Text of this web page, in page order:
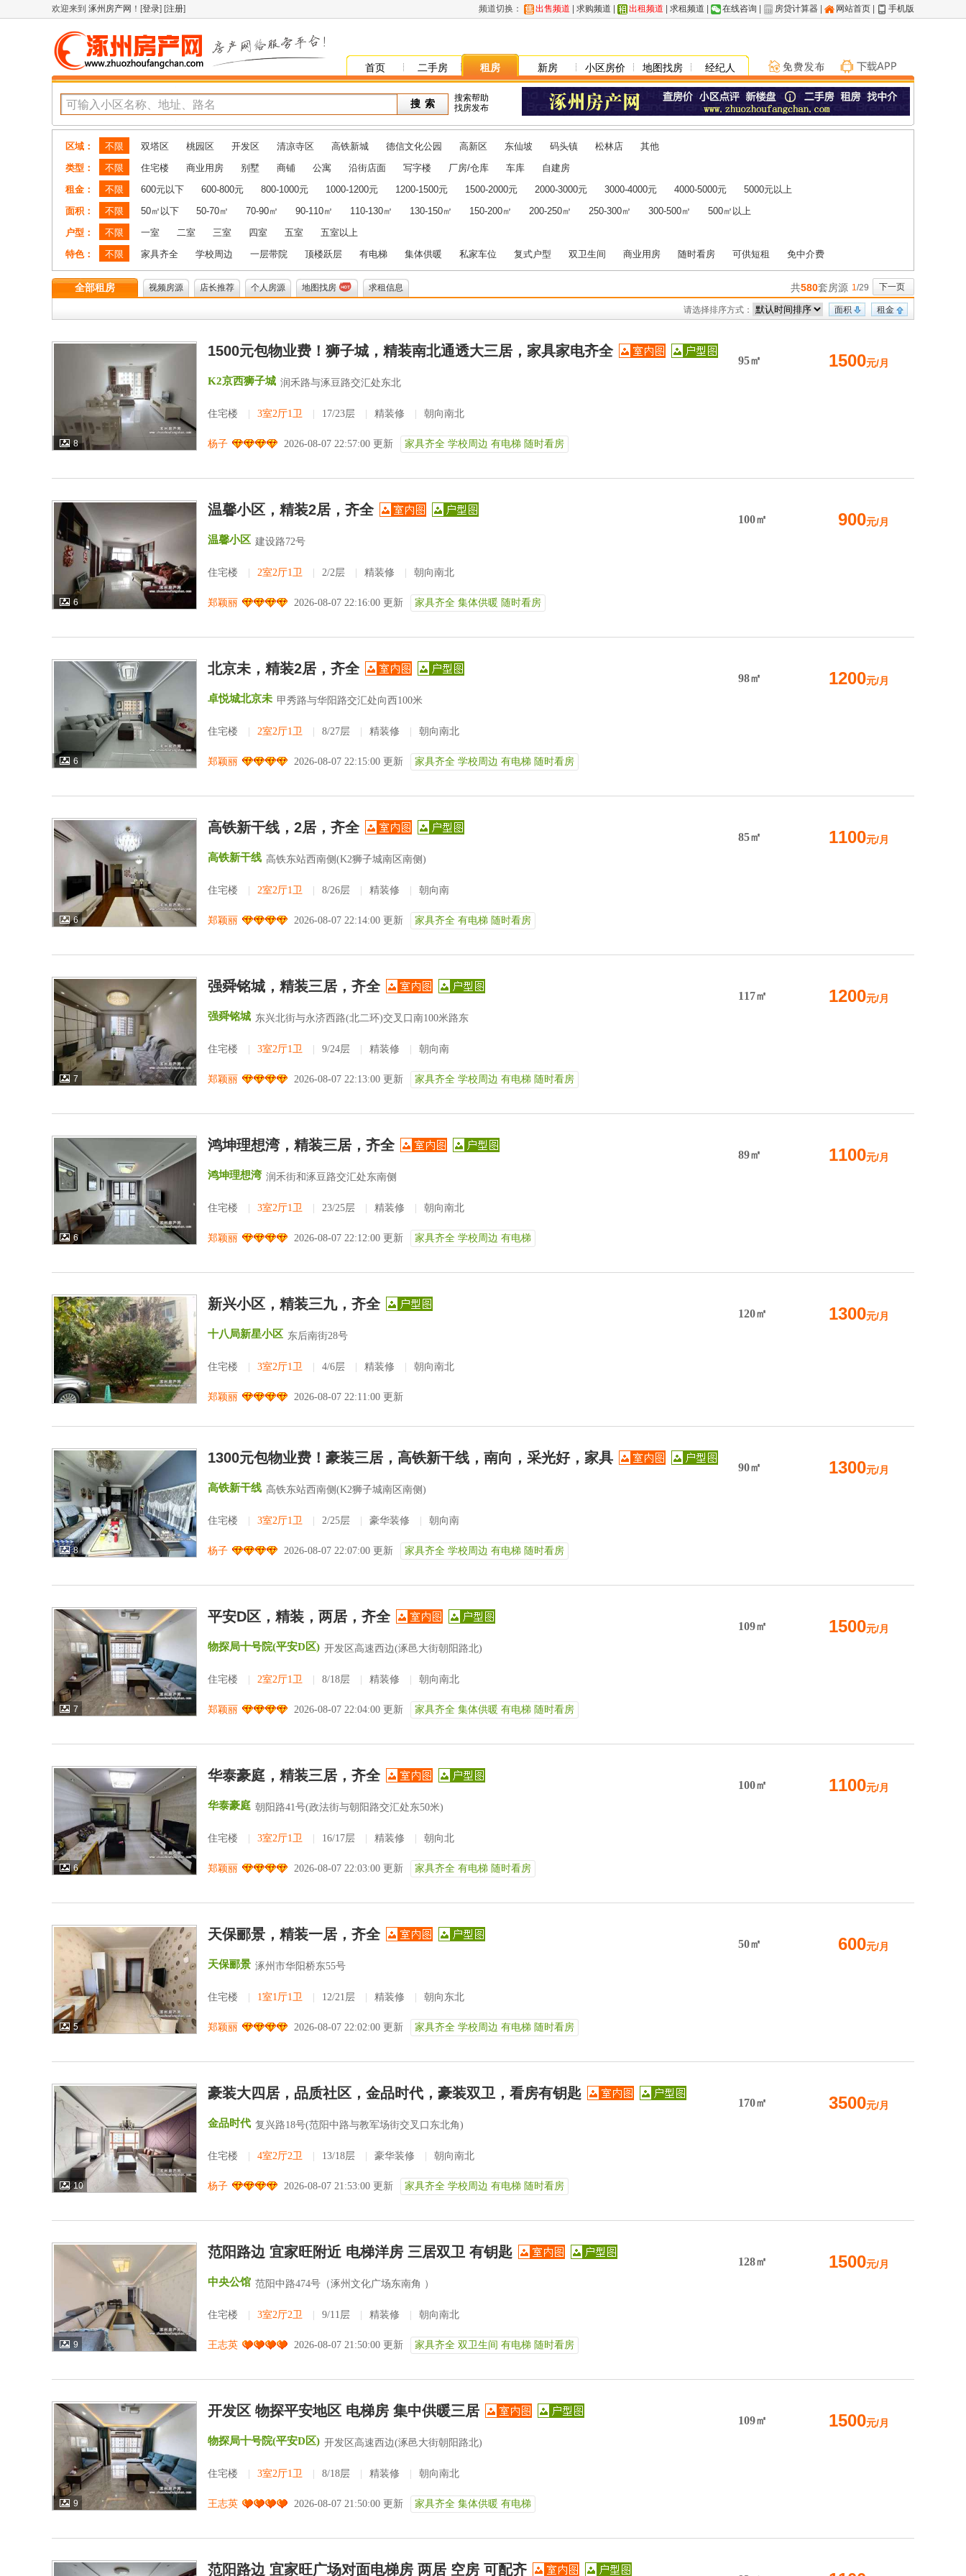
欢迎来到 涿州房产网 ！[登录] [注册] 频道切换： 出售频道 求购频道 出租频道 求租频道 在线咨询 房贷计算器 网站首页 手机版
首页 二手房 租房 新房 小区房价 地图找房 经纪人
搜索帮助
找房发布
区域： 不限 双塔区 桃园区 开发区 清凉寺区 高铁新城 德信文化公园 高新区 东仙坡 码头镇 松林店
其他
类型：
不限 住宅楼 商业用房 别墅 商铺 公寓 沿街店面 写字楼 厂房/仓库 车库
自建房
租金：
不限 600元以下 600-800元 800-1000元 1000-1200元 1200-1500元 1500-2000元 2000-3000元 3000-4000元 4000-5000元
5000元以上
面积：
不限 50㎡以下 50-70㎡ 70-90㎡ 90-110㎡ 110-130㎡ 130-150㎡ 150-200㎡ 200-250㎡ 250-300㎡ 300-500㎡
500㎡以上
户型：
不限 一室 二室 三室 四室 五室
五室以上
特色：
不限 家具齐全 学校周边 一层带院 顶楼跃层 有电梯 集体供暖 私家车位 复式户型 双卫生间 商业用房 随时看房 可供短租 免中介费
全部租房 视频房源 店长推荐 个人房源 地图找房 求租信息 下一页
1/29
共580套房源
租金
面积
请选择排序方式：
8
1500元包物业费！狮子城，精装南北通透大三居，家具家电齐全
K2京西狮子城 润禾路与涿豆路交汇处东北
住宅楼 3室2厅1卫 17/23层 精装修 朝向南北
杨子 2026-08-07 22:57:00 更新 家具齐全 学校周边 有电梯 随时看房
95㎡ 1500元/月
6
温馨小区，精装2居，齐全
温馨小区 建设路72号
住宅楼 2室2厅1卫 2/2层 精装修 朝向南北
郑颖丽 2026-08-07 22:16:00 更新 家具齐全 集体供暖 随时看房
100㎡ 900元/月
6
北京未，精装2居，齐全
卓悦城北京未 甲秀路与华阳路交汇处向西100米
住宅楼 2室2厅1卫 8/27层 精装修 朝向南北
郑颖丽 2026-08-07 22:15:00 更新 家具齐全 学校周边 有电梯 随时看房
98㎡ 1200元/月
6
高铁新干线，2居，齐全
高铁新干线 高铁东站西南侧(K2狮子城南区南侧)
住宅楼 2室2厅1卫 8/26层 精装修 朝向南
郑颖丽 2026-08-07 22:14:00 更新 家具齐全 有电梯 随时看房
85㎡ 1100元/月
7
强舜铭城，精装三居，齐全
强舜铭城 东兴北街与永济西路(北二环)交叉口南100米路东
住宅楼 3室2厅1卫 9/24层 精装修 朝向南
郑颖丽 2026-08-07 22:13:00 更新 家具齐全 学校周边 有电梯 随时看房
117㎡ 1200元/月
6
鸿坤理想湾，精装三居，齐全
鸿坤理想湾 润禾街和涿豆路交汇处东南侧
住宅楼 3室2厅1卫 23/25层 精装修 朝向南北
郑颖丽 2026-08-07 22:12:00 更新 家具齐全 学校周边 有电梯
89㎡ 1100元/月
新兴小区，精装三九，齐全
十八局新星小区 东后南街28号
住宅楼 3室2厅1卫 4/6层 精装修 朝向南北
郑颖丽 2026-08-07 22:11:00 更新
120㎡ 1300元/月
8
1300元包物业费！豪装三居，高铁新干线，南向，采光好，家具
高铁新干线 高铁东站西南侧(K2狮子城南区南侧)
住宅楼 3室2厅1卫 2/25层 豪华装修 朝向南
杨子 2026-08-07 22:07:00 更新 家具齐全 学校周边 有电梯 随时看房
90㎡ 1300元/月
7
平安D区，精装，两居，齐全
物探局十号院(平安D区) 开发区高速西边(涿邑大街朝阳路北)
住宅楼 2室2厅1卫 8/18层 精装修 朝向南北
郑颖丽 2026-08-07 22:04:00 更新 家具齐全 集体供暖 有电梯 随时看房
109㎡ 1500元/月
6
华泰豪庭，精装三居，齐全
华泰豪庭 朝阳路41号(政法街与朝阳路交汇处东50米)
住宅楼 3室2厅1卫 16/17层 精装修 朝向北
郑颖丽 2026-08-07 22:03:00 更新 家具齐全 有电梯 随时看房
100㎡ 1100元/月
5
天保郦景，精装一居，齐全
天保郦景 涿州市华阳桥东55号
住宅楼 1室1厅1卫 12/21层 精装修 朝向东北
郑颖丽 2026-08-07 22:02:00 更新 家具齐全 学校周边 有电梯 随时看房
50㎡ 600元/月
10
豪装大四居，品质社区，金品时代，豪装双卫，看房有钥匙
金品时代 复兴路18号(范阳中路与教军场街交叉口东北角)
住宅楼 4室2厅2卫 13/18层 豪华装修 朝向南北
杨子 2026-08-07 21:53:00 更新 家具齐全 学校周边 有电梯 随时看房
170㎡ 3500元/月
9
范阳路边 宜家旺附近 电梯洋房 三居双卫 有钥匙
中央公馆 范阳中路474号（涿州文化广场东南角 ）
住宅楼 3室2厅2卫 9/11层 精装修 朝向南北
王志英 2026-08-07 21:50:00 更新 家具齐全 双卫生间 有电梯 随时看房
128㎡ 1500元/月
9
开发区 物探平安地区 电梯房 集中供暖三居
物探局十号院(平安D区) 开发区高速西边(涿邑大街朝阳路北)
住宅楼 3室2厅1卫 8/18层 精装修 朝向南北
王志英 2026-08-07 21:50:00 更新 家具齐全 集体供暖 有电梯
109㎡ 1500元/月
范阳路边 宜家旺广场对面电梯房 两居 空房 可配齐